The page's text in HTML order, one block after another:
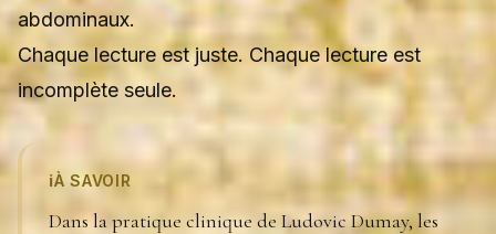
abdominaux.
Chaque lecture est juste. Chaque lecture est
incomplète seule.
ℹ️À SAVOIR
Dans la pratique clinique de Ludovic Dumay, les